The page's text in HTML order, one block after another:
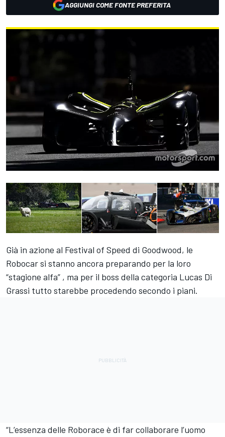
AGGIUNGI COME FONTE PREFERITA
Già in azione al Festival of Speed di Goodwood, le
Robocar si stanno ancora preparando per la loro
“stagione alfa” , ma per il boss della categoria Lucas Di
Grassi tutto starebbe procedendo secondo i piani.
“L’essenza delle Roborace è di far collaborare l’uomo